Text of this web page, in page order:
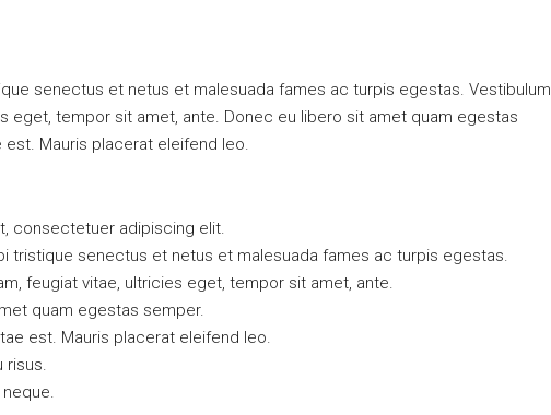
senectus et netus et malesuada fames ac turpis egestas. Vestibulum
eget, tempor sit amet, ante. Donec eu libero sit amet quam egestas
Mauris placerat eleifend leo.
consectetuer adipiscing elit.
tristique senectus et netus et malesuada fames ac turpis egestas.
feugiat vitae, ultricies eget, tempor sit amet, ante.
quam egestas semper.
est. Mauris placerat eleifend leo.
risus.